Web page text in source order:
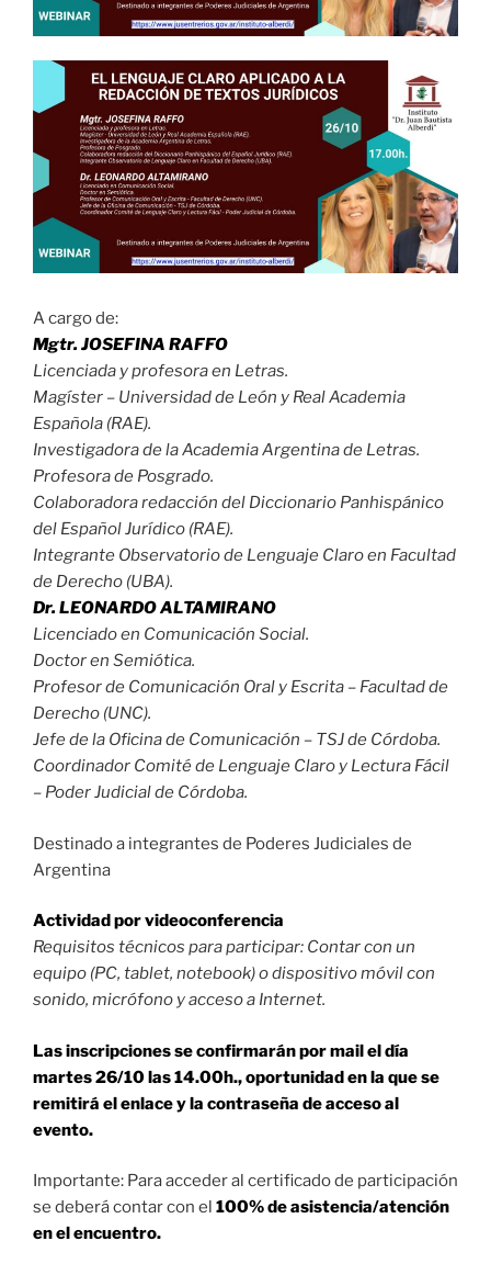
A cargo de:
Mgtr. JOSEFINA RAFFO
Licenciada y profesora en Letras.
Magíster – Universidad de León y Real Academia
Española (RAE).
Investigadora de la Academia Argentina de Letras.
Profesora de Posgrado.
Colaboradora redacción del Diccionario Panhispánico
del Español Jurídico (RAE).
Integrante Observatorio de Lenguaje Claro en Facultad
de Derecho (UBA).
Dr. LEONARDO ALTAMIRANO
Licenciado en Comunicación Social.
Doctor en Semiótica.
Profesor de Comunicación Oral y Escrita – Facultad de
Derecho (UNC).
Jefe de la Oficina de Comunicación – TSJ de Córdoba.
Coordinador Comité de Lenguaje Claro y Lectura Fácil
– Poder Judicial de Córdoba.
Destinado a integrantes de Poderes Judiciales de
Argentina
Actividad por videoconferencia
Requisitos técnicos para participar: Contar con un
equipo (PC, tablet, notebook) o dispositivo móvil con
sonido, micrófono y acceso a Internet.
Las inscripciones se confirmarán por mail el día
martes 26/10 las 14.00h., oportunidad en la que se
remitirá el enlace y la contraseña de acceso al
evento.
Importante: Para acceder al certificado de participación
se deberá contar con el 100% de asistencia/atención
en el encuentro.